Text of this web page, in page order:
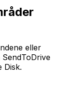
eller
Disk.